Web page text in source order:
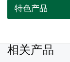
特色产品
相关产品